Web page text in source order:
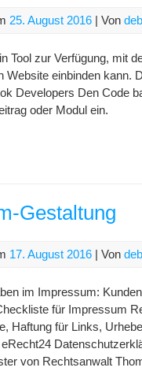
25. August 2016 | Von
Tool zur Verfügung, mit
Website einbinden kann.
Developers Den Code
oder Modul ein.
Gestaltung
17. August 2016 | Von
im Impressum:
für Impressum
Haftung für Links,
von Rechtsanwalt